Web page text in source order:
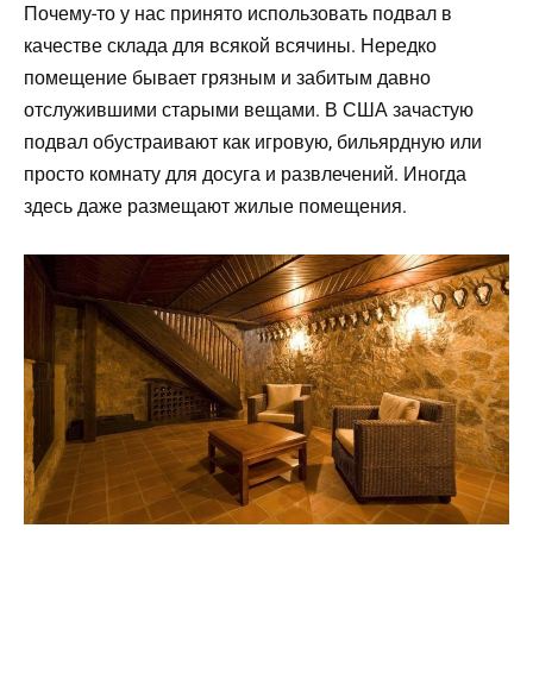
Почему-то у нас принято использовать подвал в
качестве склада для всякой всячины. Нередко
помещение бывает грязным и забитым давно
отслужившими старыми вещами. В США зачастую
подвал обустраивают как игровую, бильярдную или
просто комнату для досуга и развлечений. Иногда
здесь даже размещают жилые помещения.